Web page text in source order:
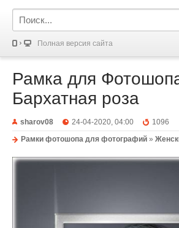
Полная версия сайта
Рамка для
Бархатная роза
sharov08 24-04-2020, 04:00
1096
Рамки фотошопа для фотографий »